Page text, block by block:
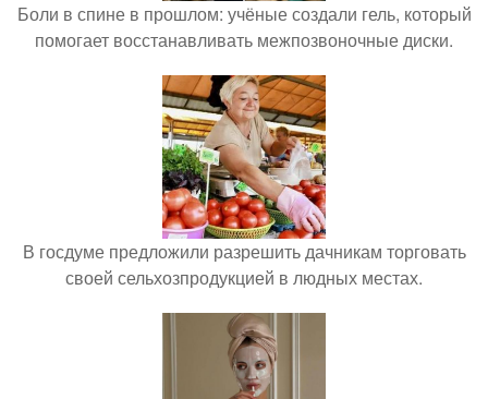
Боли в спине в прошлом: учёные создали гель, который
помогает восстанавливать межпозвоночные диски.
В госдуме предложили разрешить дачникам торговать
своей сельхозпродукцией в людных местах.